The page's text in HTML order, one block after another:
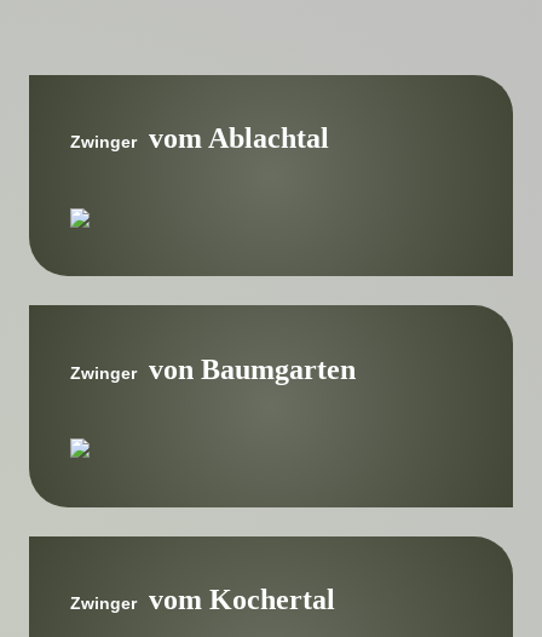
Zwinger vom Ablachtal
Zwinger von Baumgarten
Zwinger vom Kochertal